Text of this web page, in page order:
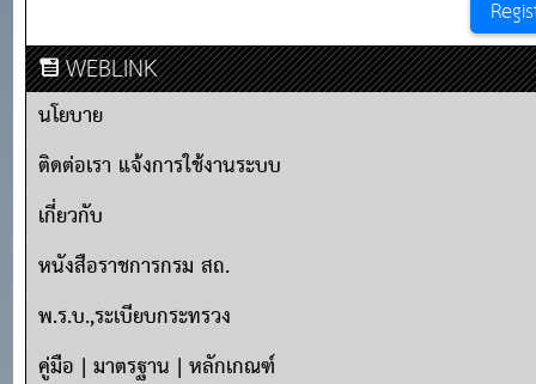
WEBLINK
นโยบาย
ติดต่อเรา แจ้งการใช้งานระบบ
เกี่ยวกับ
หนังสือราชการกรม สถ.
พ.ร.บ.,ระเบียบกระทรวง
คู่มือ | มาตรฐาน | หลักเกณฑ์